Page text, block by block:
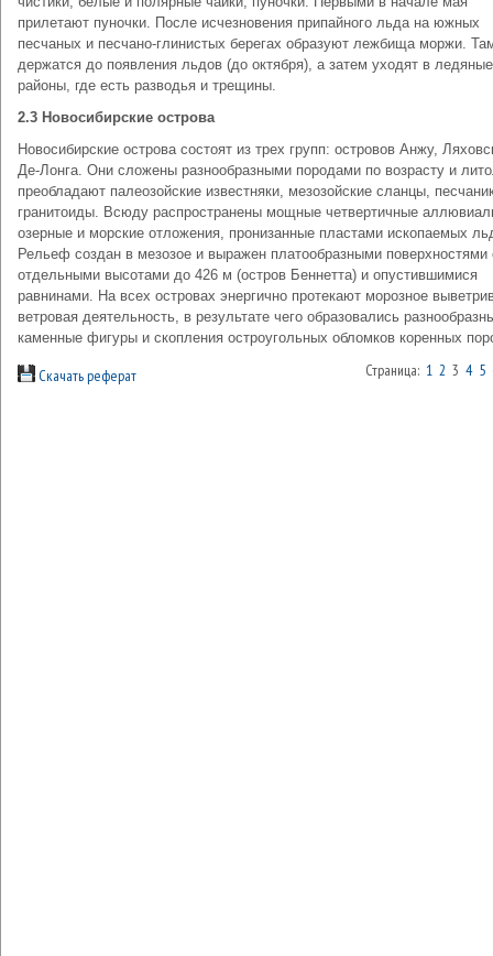
прилетают пуночки. После исчезновения припайного льда на южных
песчаных и песчано-глинистых берегах образуют лежбища моржи.
держатся до появления льдов (до октября), а затем уходят в ледяные
районы, где есть разводья и трещины.
2.3 Новосибирские острова
Новосибирские острова состоят из трех групп: островов Анжу,
Де-Лонга. Они сложены разнообразными породами по возрасту и
преобладают палеозойские известняки, мезозойские сланцы,
гранитоиды. Всюду распространены мощные четвертичные
озерные и морские отложения, пронизанные пластами ископаемых
Рельеф создан в мезозое и выражен платообразными поверхностями
отдельными высотами до 426 м (остров Беннетта) и опустившимися
равнинами. На всех островах энергично протекают морозное
ветровая деятельность, в результате чего образовались
каменные фигуры и скопления остроугольных обломков коренных
Скачать реферат Страница: 1 2 3 4 5